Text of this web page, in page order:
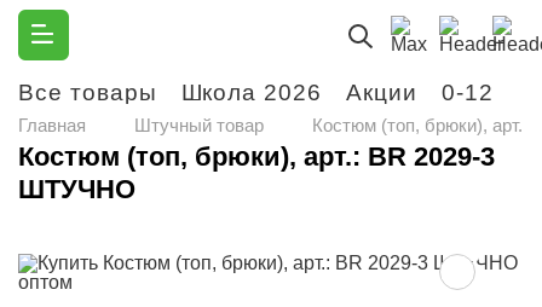
Все товары Школа 2026 Акции 0-12
Главная Штучный товар Костюм (топ, брюки),
Костюм (топ, брюки), арт.: BR 2029-3
ШТУЧНО